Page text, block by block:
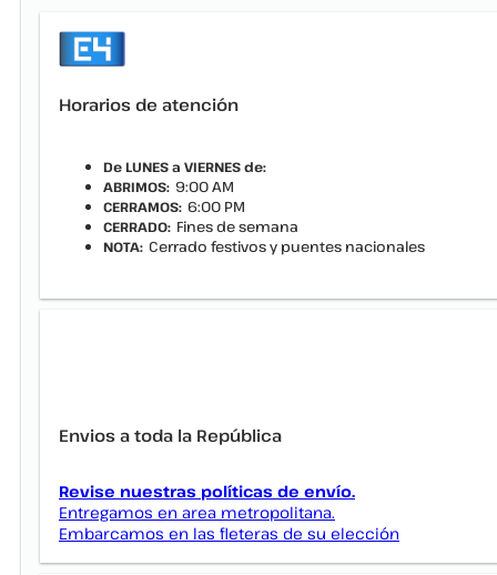
Horarios de atención
De LUNES a VIERNES de:
ABRIMOS: 9:00 AM
CERRAMOS: 6:00 PM
CERRADO: Fines de semana
NOTA: Cerrado festivos y puentes nacionales
Envios a toda la República
Revise nuestras políticas de envío.
Entregamos en area metropolitana.
Embarcamos en las fleteras de su elección